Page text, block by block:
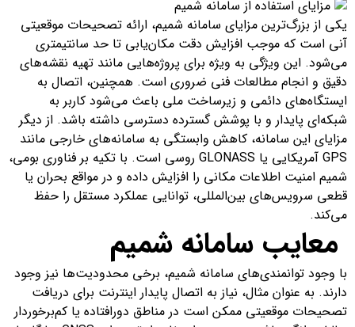
یکی از بزرگ‌ترین مزایای سامانه شمیم، ارائه تصحیحات موقعیتی
آنی است که موجب افزایش دقت مکان‌یابی تا حد سانتیمتری
می‌شود. این ویژگی به ویژه برای پروژه‌هایی مانند تهیه نقشه‌های
دقیق و انجام مطالعات فنی ضروری است. همچنین، اتصال به
ایستگاه‌های دائمی و زیرساخت ملی باعث می‌شود کاربر به
شبکه‌ای پایدار و با پوشش گسترده دسترسی داشته باشد. از دیگر
مزایای این سامانه، کاهش وابستگی به سامانه‌های خارجی مانند
GPS آمریکایی یا GLONASS روسی است. با تکیه بر فناوری بومی،
شمیم امنیت اطلاعات مکانی را افزایش داده و در مواقع بحران یا
قطعی سرویس‌های بین‌المللی، توانایی عملکرد مستقل را حفظ
می‌کند.
معایب سامانه شمیم
با وجود توانمندی‌های سامانه شمیم، برخی محدودیت‌ها نیز وجود
دارند. به عنوان مثال، نیاز به اتصال پایدار اینترنت برای دریافت
تصحیحات موقعیتی ممکن است در مناطق دورافتاده یا کم‌برخوردار